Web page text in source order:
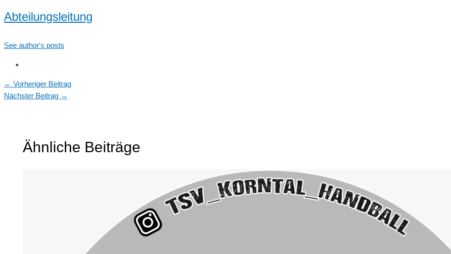
Abteilungsleitung
See author's posts
← Vorheriger Beitrag
Nächster Beitrag →
Ähnliche Beiträge